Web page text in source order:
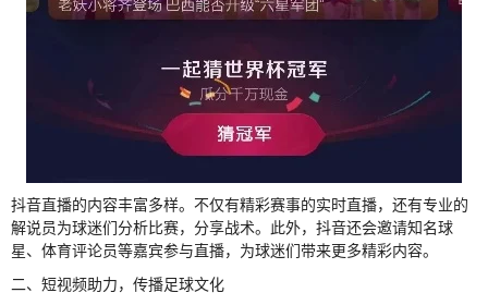
抖音直播的内容丰富多样。不仅有精彩赛事的实时直播，还有专业的
解说员为球迷们分析比赛，分享战术。此外，抖音还会邀请知名球
星、体育评论员等嘉宾参与直播，为球迷们带来更多精彩内容。
二、短视频助力，传播足球文化